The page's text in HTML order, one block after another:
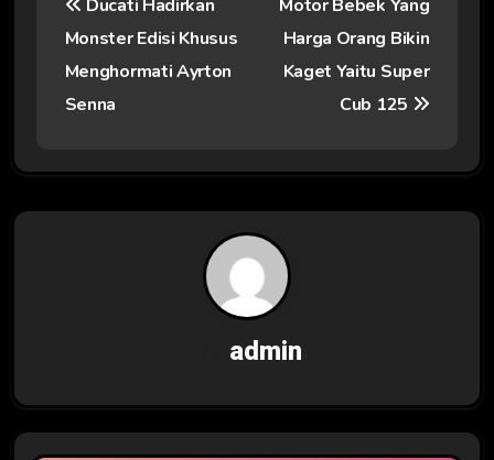
g
a
s
Ducati Hadirkan
Monster Edisi Khusus
Menghormati Ayrton
Senna
Motor Bebek Yang
Harga Orang Bikin
Kaget Yaitu Super
Cub 125
admin